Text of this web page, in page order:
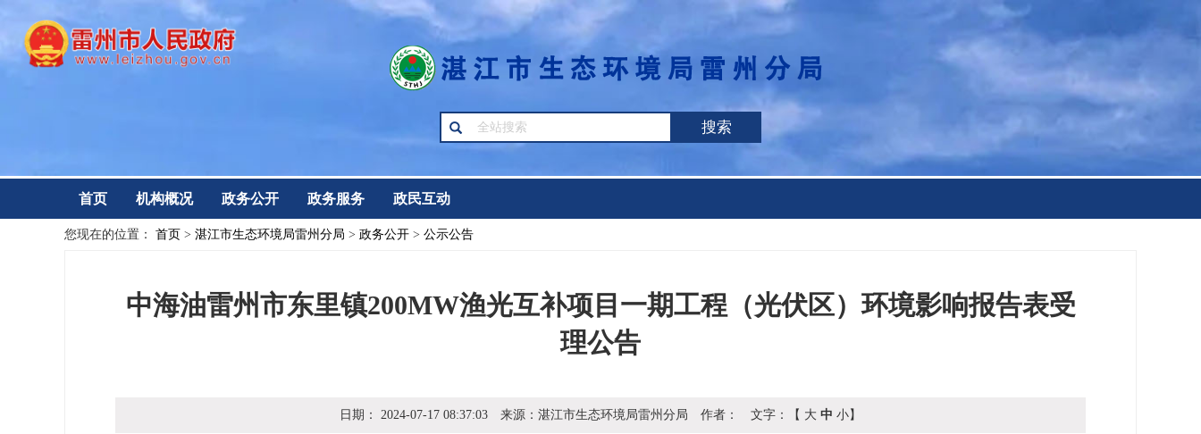
搜索
首页 机构概况 政务公开 政务服务 政民互动
您现在的位置： 首页 > 湛江市生态环境局雷州分局 > 政务公开 > 公示公告
中海油雷州市东里镇200MW渔光互补项目一期工程（光伏区）环境影响报告表受
理公告
日期： 2024-07-17 08:37:03 来源： 湛江市生态环境局雷州分局 作者： 文字：【 大 中 小】